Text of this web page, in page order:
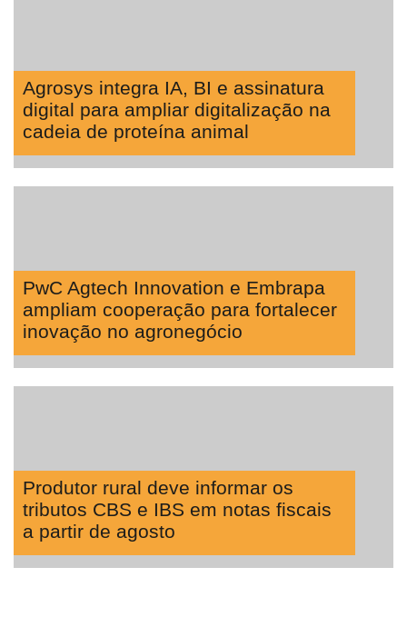
Way
Consulting
Manager
Agrosys integra IA, BI e assinatura
digital para ampliar digitalização na
cadeia de proteína animal
PwC Agtech Innovation e Embrapa
ampliam cooperação para fortalecer
inovação no agronegócio
Produtor rural deve informar os
tributos CBS e IBS em notas fiscais
a partir de agosto